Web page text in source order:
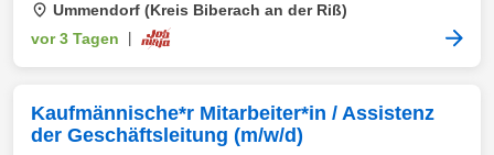
Ummendorf (Kreis Biberach an der Riß)
vor 3 Tagen
Kaufmännische*r Mitarbeiter*in / Assistenz
der Geschäftsleitung (m/w/d)